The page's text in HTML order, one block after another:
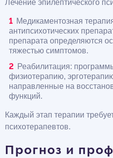
Лечение эпилептического
Медикаментозная
антипсихотических
препарата определяются
тяжестью симптомов.
Реабилитация:
физиотерапию,
направленные на
функций.
Каждый этап терапии
психотерапевтов.
Прогноз и